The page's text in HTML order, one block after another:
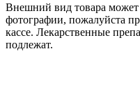
Внешний вид товара может
фотографии, пожалуйста
кассе. Лекарственные
подлежат.